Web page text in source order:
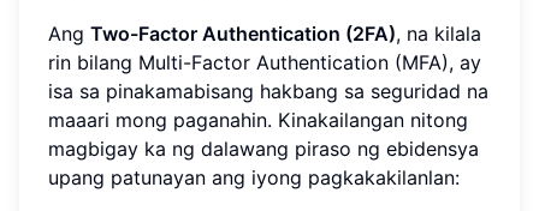
Ang Two-Factor Authentication (2FA), na kilala
rin bilang Multi-Factor Authentication (MFA), ay
isa sa pinakamabisang hakbang sa seguridad na
maaari mong paganahin. Kinakailangan nitong
magbigay ka ng dalawang piraso ng ebidensya
upang patunayan ang iyong pagkakakilanlan: